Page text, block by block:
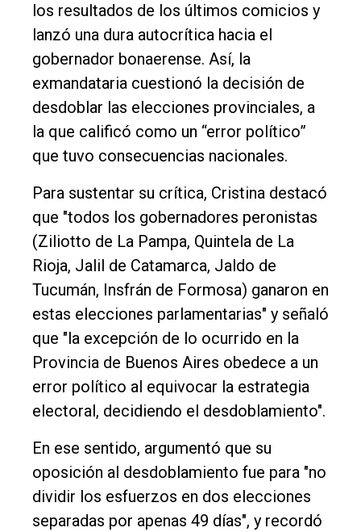
Deportes
Fúnebres
Edición
Empresa
Nosotros
Contacto
los resultados de los últimos comicios y
lanzó una dura autocrítica hacia el
gobernador bonaerense. Así, la
exmandataria cuestionó la decisión de
desdoblar las elecciones provinciales, a
la que calificó como un “error político”
que tuvo consecuencias nacionales.
Para sustentar su crítica, Cristina destacó
que "todos los gobernadores peronistas
(Ziliotto de La Pampa, Quintela de La
Rioja, Jalil de Catamarca, Jaldo de
Tucumán, Insfrán de Formosa) ganaron en
estas elecciones parlamentarias" y señaló
que "la excepción de lo ocurrido en la
Provincia de Buenos Aires obedece a un
error político al equivocar la estrategia
electoral, decidiendo el desdoblamiento".
En ese sentido, argumentó que su
oposición al desdoblamiento fue para "no
dividir los esfuerzos en dos elecciones
separadas por apenas 49 días", y recordó